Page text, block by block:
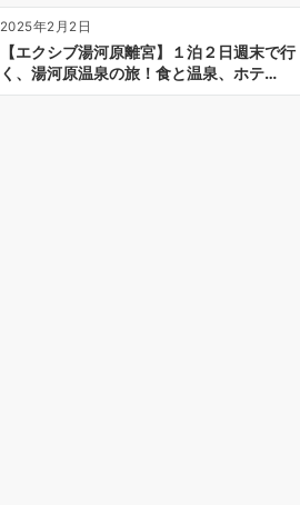
2025年2月2日
【エクシブ湯河原離宮】１泊２日週末で行
く、湯河原温泉の旅！食と温泉、ホテ…